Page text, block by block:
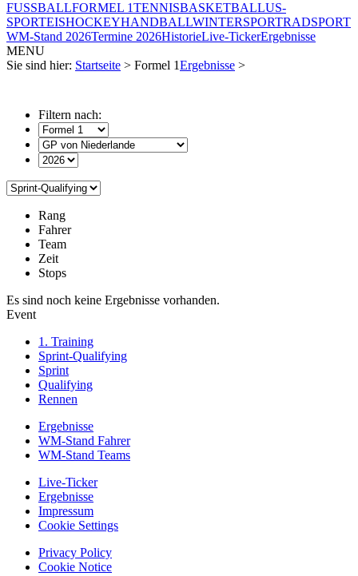
FUSSBALLFORMEL 1TENNISBASKETBALLUS-
SPORTEISHOCKEYHANDBALLWINTERSPORTRADSPORT
WM-Stand 2026Termine 2026HistorieLive-TickerErgebnisse
MENU
Sie sind hier: Startseite > Formel 1Ergebnisse >
Filtern nach:
Rang
Fahrer
Team
Zeit
Stops
Es sind noch keine Ergebnisse vorhanden.
Event
1. Training
Sprint-Qualifying
Sprint
Qualifying
Rennen
Ergebnisse
WM-Stand Fahrer
WM-Stand Teams
Live-Ticker
Ergebnisse
Impressum
Cookie Settings
Privacy Policy
Cookie Notice